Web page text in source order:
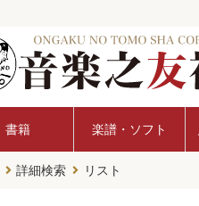
書籍 楽譜・ソフト
詳細検索 リスト